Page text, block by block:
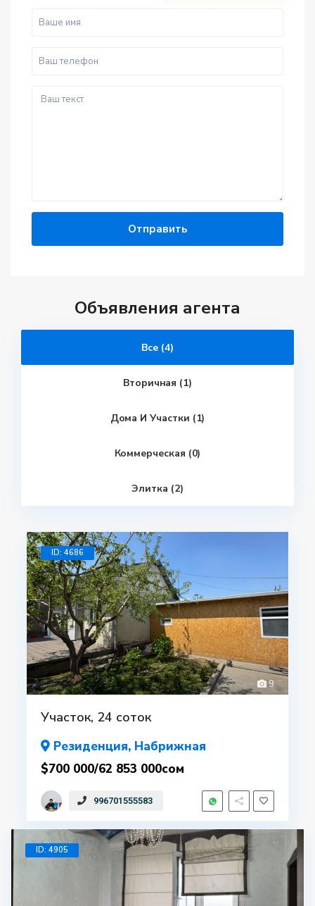
Объявления агента
Все (4)
Вторичная (1)
Дома И Участки (1)
Коммерческая (0)
Элитка (2)
9
ID: 4686
Участок, 24 соток
Резиденция, Набрижная
$700 000/62 853 000сом
996701555583
ID: 4905